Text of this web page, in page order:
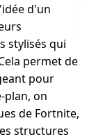
d'un
stylisés qui
permet de
pour
plan, on
de Fortnite,
structures